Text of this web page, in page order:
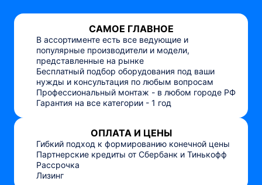
САМОЕ ГЛАВНОЕ
В ассортименте есть все ведующие и
популярные производители и модели,
представленные на рынке
Бесплатный подбор оборудования под ваши
нужды и консультация по любым вопросам
Профессиональный монтаж - в любом городе РФ
Гарантия на все категории - 1 год
ОПЛАТА И ЦЕНЫ
Гибкий подход к формированию конечной цены
Партнерские кредиты от Сбербанк и Тинькофф
Рассрочка
Лизинг